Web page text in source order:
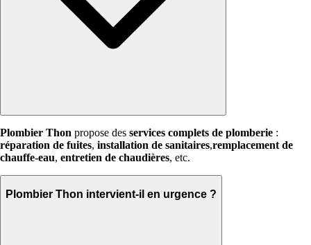
Plombier Thon propose des services complets de plomberie :
réparation de fuites, installation de sanitaires,remplacement de
chauffe-eau, entretien de chaudières, etc.
Plombier Thon intervient-il en urgence ?